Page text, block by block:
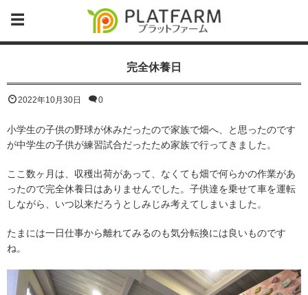
完全休養日
2022年10月30日 0
小学生の子供の野球が休みだったので家族で畑へ、と思ったのです
が中学生の子供が練習試合だったため家族で行ってきました。
ここ数ヶ月は、収穫出荷があって、なくても畑で何らかの作業があ
ったので完全休養日はありませんでした。子供達を乗せて車を運転
しながら、いつ以来だろうとしみじみ考えてしまいました。
たまには一日仕事から離れてみるのも気分転換には良いものです
ね。